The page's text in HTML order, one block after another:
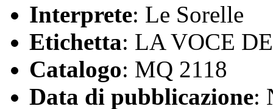
Interprete: Le Sorelle
Etichetta: LA VOCE
Catalogo: MQ 2118
Data di pubblicazione: